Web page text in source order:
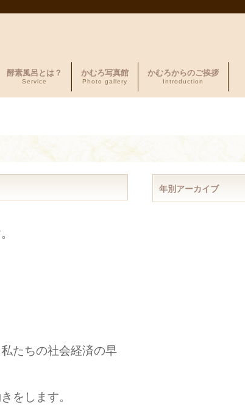
酵素風呂とは？
Service
かむろ写真館
Photo gallery
かむろからのご挨拶
Introduction
たちの社会経済の早
をします。
年別アーカイブ